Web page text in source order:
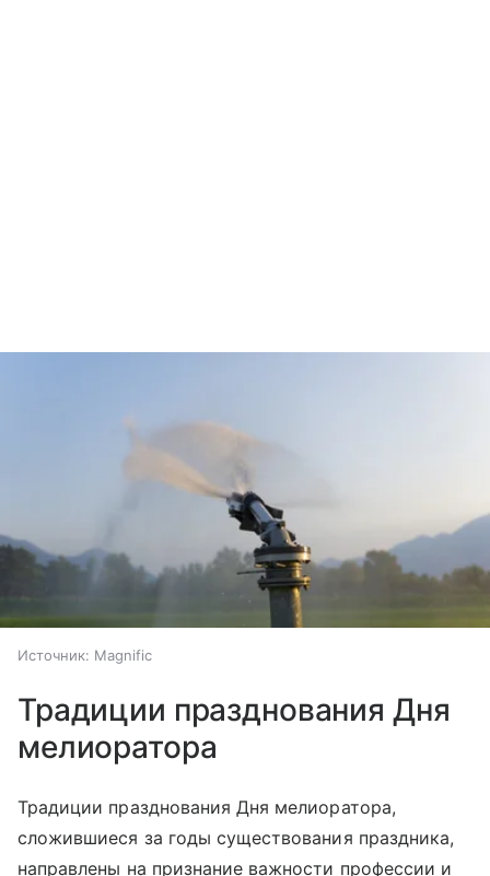
Источник: Magnific
Традиции празднования Дня
мелиоратора
Традиции празднования Дня мелиоратора,
сложившиеся за годы существования праздника,
направлены на признание важности профессии и